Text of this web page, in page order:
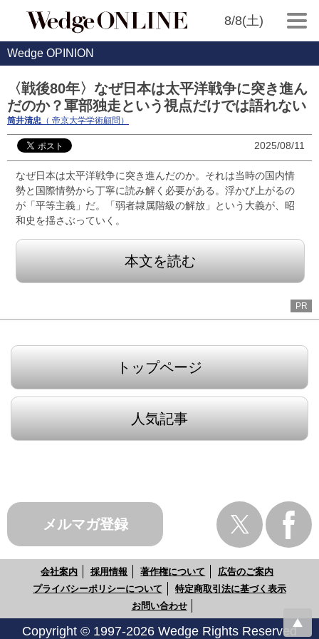
8/8(土)
Wedge OPINION
〈戦後80年〉なぜ日本は太平洋戦争に突き進ん
だのか？軍部独走という視点だけでは語れない
筒井清忠 （ 帝京大学学術顧問）
2025/08/11
なぜ日本は太平洋戦争に突き進んだのか。それは当時の国内情
勢と国際情勢から丁寧に読み解く必要がある。浮かび上がるの
が「平等主義」だ。「弱者隷属階級の解放」という大義が、昭
和史を揺さぶっていく。
本文を読む
PR
トップページ
人気記事
メルマガ登録
会社案内 採用情報 著作権について
広告のご案内
プライバシーポリシーについて
特定商取引法に基づく表示
お問い合わせ
Copyright © 1997-2026 Wedge Rights Reserved